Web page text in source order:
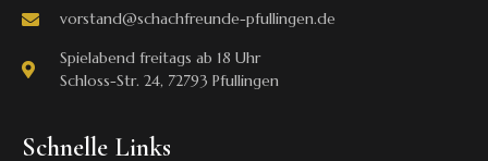
vorstand@schachfreunde-pfullingen.de
Spielabend freitags ab 18 Uhr
Schloss-Str. 24, 72793 Pfullingen
Schnelle Links